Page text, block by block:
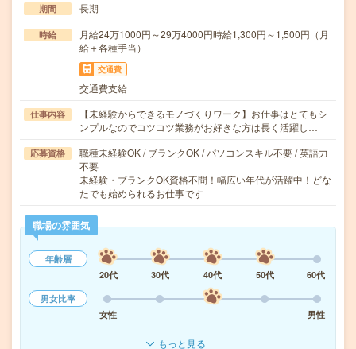
期間 長期
時給
月給24万1000円～29万4000円時給1,300円～1,500円（月
給＋各種手当）
交通費
交通費支給
仕事内容
【未経験からできるモノづくりワーク】お仕事はとてもシ
ンプルなのでコツコツ業務がお好きな方は長く活躍し…
応募資格
職種未経験OK / ブランクOK / パソコンスキル不要 / 英語力
不要
未経験・ブランクOK資格不問！幅広い年代が活躍中！どな
たでも始められるお仕事です
職場の雰囲気
年齢層
20代
30代 40代 50代
60代
男女比率
女性
男性
もっと見る